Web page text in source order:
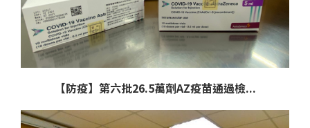
【防疫】第六批26.5萬劑AZ疫苗通過檢...